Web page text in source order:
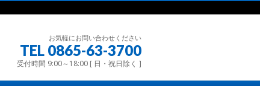
お気軽にお問い合わせください
TEL 0865-63-3700
受付時間 9:00～18:00 [ 日・祝日除く ]